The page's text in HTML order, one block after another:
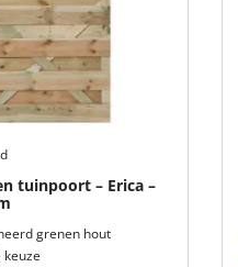
tuinpoort – Erica –
grenen hout